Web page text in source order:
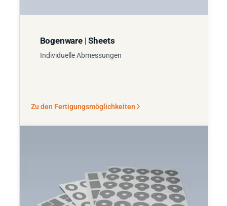
Bogenware | Sheets
Individuelle Abmessungen
Zu den Fertigungsmöglichkeiten